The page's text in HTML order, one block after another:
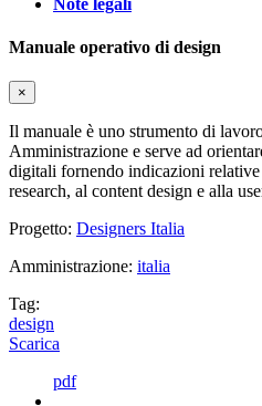
Manuale operativo di design
×
Il manuale è uno strumento di
Amministrazione e serve ad
digitali fornendo indicazioni relative
research, al content design e alla
Progetto: Designers Italia
Amministrazione: italia
Tag:
design
Scarica
pdf